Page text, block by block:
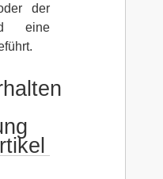
der
eine